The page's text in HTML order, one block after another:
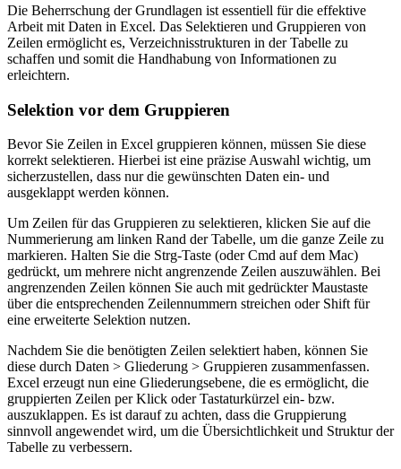
Die Beherrschung der Grundlagen ist essentiell für die effektive
Arbeit mit Daten in Excel. Das Selektieren und Gruppieren von
Zeilen ermöglicht es, Verzeichnisstrukturen in der Tabelle zu
schaffen und somit die Handhabung von Informationen zu
erleichtern.
Selektion vor dem Gruppieren
Bevor Sie Zeilen in Excel gruppieren können, müssen Sie diese
korrekt selektieren. Hierbei ist eine präzise Auswahl wichtig, um
sicherzustellen, dass nur die gewünschten Daten ein- und
ausgeklappt werden können.
Um Zeilen für das Gruppieren zu selektieren, klicken Sie auf die
Nummerierung am linken Rand der Tabelle, um die ganze Zeile zu
markieren. Halten Sie die Strg-Taste (oder Cmd auf dem Mac)
gedrückt, um mehrere nicht angrenzende Zeilen auszuwählen. Bei
angrenzenden Zeilen können Sie auch mit gedrückter Maustaste
über die entsprechenden Zeilennummern streichen oder Shift für
eine erweiterte Selektion nutzen.
Nachdem Sie die benötigten Zeilen selektiert haben, können Sie
diese durch Daten > Gliederung > Gruppieren zusammenfassen.
Excel erzeugt nun eine Gliederungsebene, die es ermöglicht, die
gruppierten Zeilen per Klick oder Tastaturkürzel ein- bzw.
auszuklappen. Es ist darauf zu achten, dass die Gruppierung
sinnvoll angewendet wird, um die Übersichtlichkeit und Struktur der
Tabelle zu verbessern.